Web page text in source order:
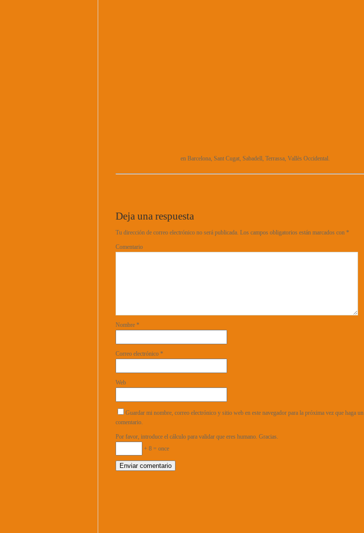
en Barcelona, Sant Cugat, Sabadell, Terrassa, Vallès Occidental.
Deja una respuesta
Tu dirección de correo electrónico no será publicada. Los campos obligatorios están marcados con *
Comentario
Nombre *
Correo electrónico *
Web
Guardar mi nombre, correo electrónico y sitio web en este navegador para la próxima vez que haga un
comentario.
Por favor, introduce el cálculo para validar que eres humano. Gracias.
+ 8 = once